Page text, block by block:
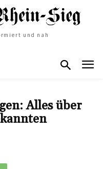
und nah
Alles über